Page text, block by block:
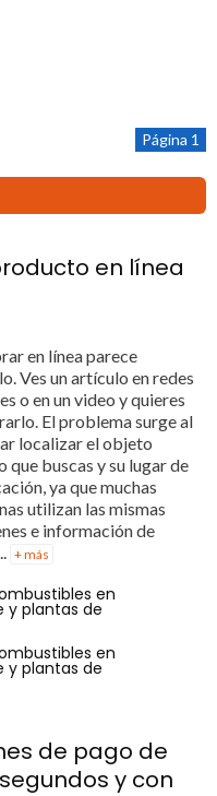
Página 1
en línea
en línea parece
Ves un artículo en redes
o en un video y quieres
El problema surge al
localizar el objeto
que buscas y su lugar de
ya que muchas
utilizan las mismas
e información de
+ más
en
y plantas de
en
y plantas de
de pago de
y con